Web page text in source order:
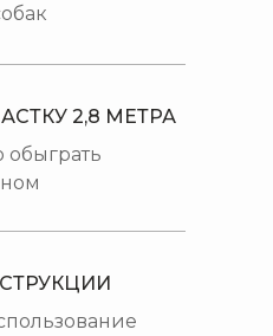
2,8 МЕТРА